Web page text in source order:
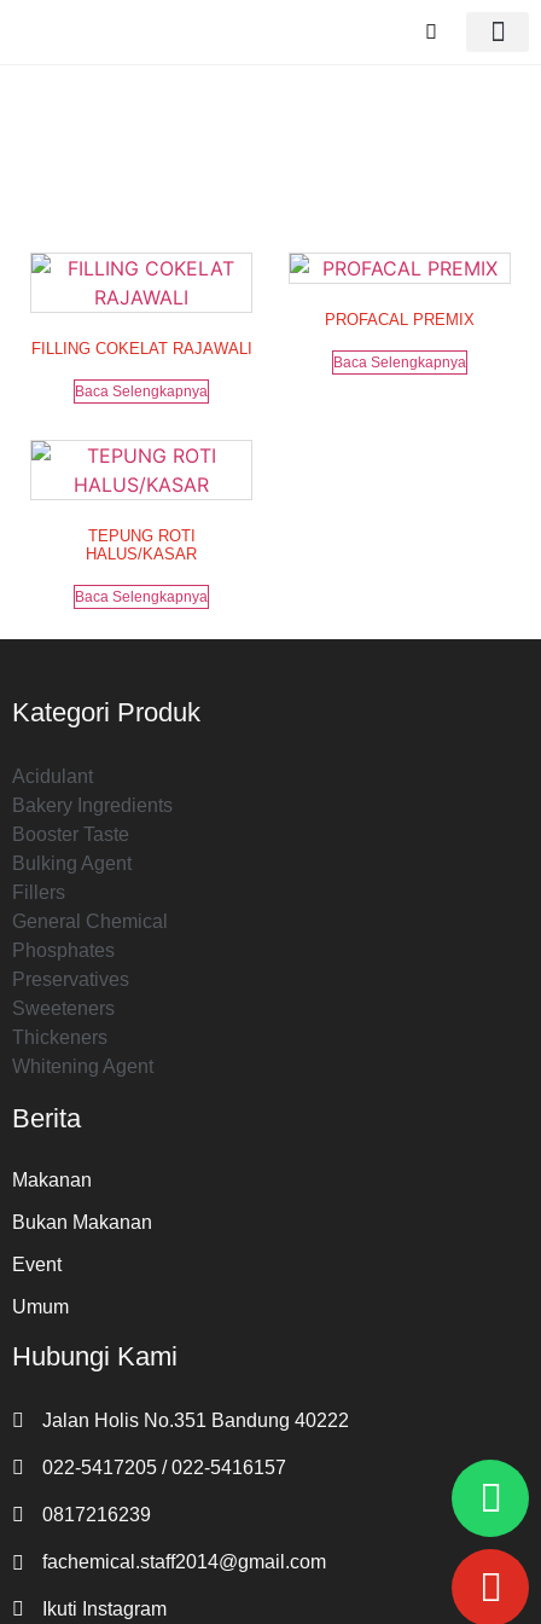
FILLING COKELAT RAJAWALI
Baca Selengkapnya
PROFACAL PREMIX
Baca Selengkapnya
TEPUNG ROTI
HALUS/KASAR
Baca Selengkapnya
Kategori Produk
Acidulant
Bakery Ingredients
Booster Taste
Bulking Agent
Fillers
General Chemical
Phosphates
Preservatives
Sweeteners
Thickeners
Whitening Agent
Berita
Makanan
Bukan Makanan
Event
Umum
Hubungi Kami
Jalan Holis No.351 Bandung 40222
022-5417205 / 022-5416157
0817216239
fachemical.staff2014@gmail.com
Ikuti Instagram